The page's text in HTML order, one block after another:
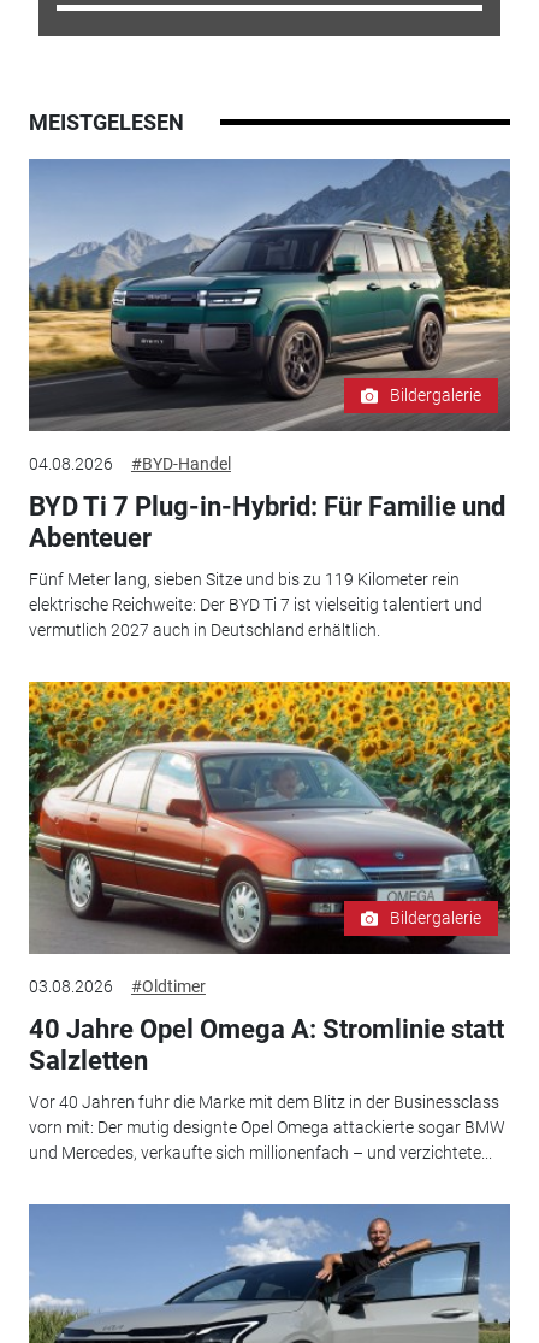
MEISTGELESEN
Bildergalerie
04.08.2026 #BYD-Handel
BYD Ti 7 Plug-in-Hybrid: Für Familie und
Abenteuer
Fünf Meter lang, sieben Sitze und bis zu 119 Kilometer rein
elektrische Reichweite: Der BYD Ti 7 ist vielseitig talentiert und
vermutlich 2027 auch in Deutschland erhältlich.
Bildergalerie
03.08.2026 #Oldtimer
40 Jahre Opel Omega A: Stromlinie statt
Salzletten
Vor 40 Jahren fuhr die Marke mit dem Blitz in der Businessclass
vorn mit: Der mutig designte Opel Omega attackierte sogar BMW
und Mercedes, verkaufte sich millionenfach – und verzichtete...